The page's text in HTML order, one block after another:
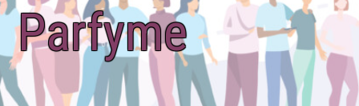
Parfyme